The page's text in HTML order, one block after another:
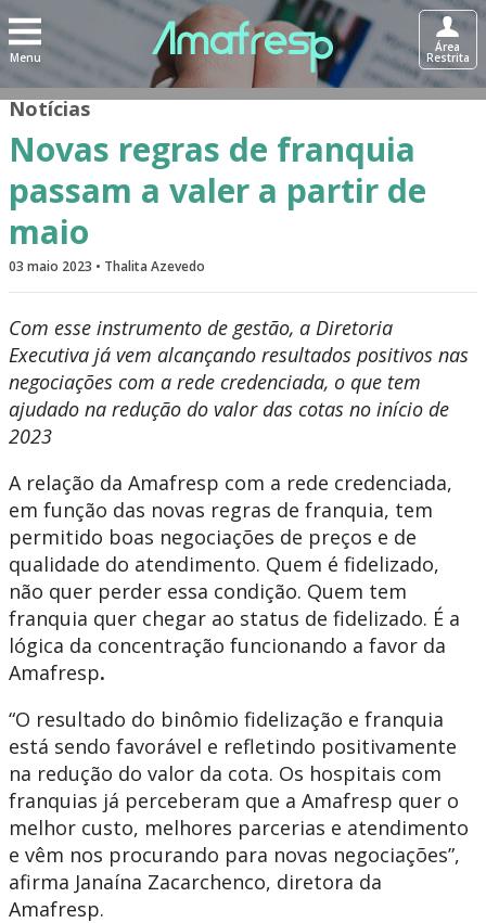
Menu
Área
Restrita
Notícias
Novas regras de franquia
passam a valer a partir de
maio
03 maio 2023 • Thalita Azevedo
Com esse instrumento de gestão, a Diretoria
Executiva já vem alcançando resultados positivos nas
negociações com a rede credenciada, o que tem
ajudado na redução do valor das cotas no início de
2023
A relação da Amafresp com a rede credenciada,
em função das novas regras de franquia, tem
permitido boas negociações de preços e de
qualidade do atendimento. Quem é fidelizado,
não quer perder essa condição. Quem tem
franquia quer chegar ao status de fidelizado. É a
lógica da concentração funcionando a favor da
Amafresp.
“O resultado do binômio fidelização e franquia
está sendo favorável e refletindo positivamente
na redução do valor da cota. Os hospitais com
franquias já perceberam que a Amafresp quer o
melhor custo, melhores parcerias e atendimento
e vêm nos procurando para novas negociações”,
afirma Janaína Zacarchenco, diretora da
Amafresp.